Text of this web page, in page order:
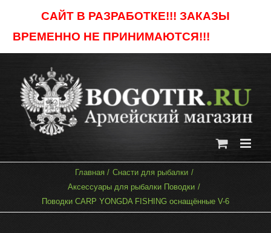
САЙТ В РАЗРАБОТКЕ!!! ЗАКАЗЫ
ВРЕМЕННО НЕ ПРИНИМАЮТСЯ!!!
content
Главная
Снасти для рыбалки
Аксессуары для рыбалки Поводки
Поводки CARP YONGDA FISHING оснащённые V-6